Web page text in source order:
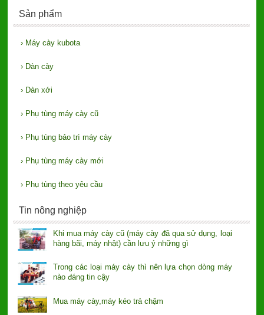
Sản phẩm
› Máy cày kubota
› Dàn cày
› Dàn xới
› Phụ tùng máy cày cũ
› Phụ tùng bảo trì máy cày
› Phụ tùng máy cày mới
› Phụ tùng theo yêu cầu
Tin nông nghiệp
Khi mua máy cày cũ (máy cày đã qua sử dụng, loại
hàng bãi, máy nhật) cần lưu ý những gì
Trong các loại máy cày thì nên lựa chọn dòng máy
nào đáng tin cậy
Mua máy cày,máy kéo trả chậm